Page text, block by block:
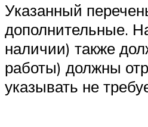
Указанный
дополнительные.
наличии) также
работы) должны
указывать не